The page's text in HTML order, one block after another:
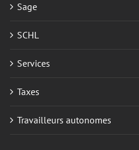
Sage
SCHL
Services
Taxes
Travailleurs autonomes